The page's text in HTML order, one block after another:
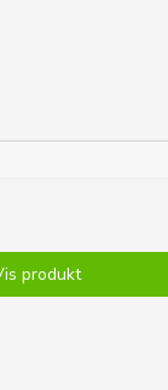
produkt